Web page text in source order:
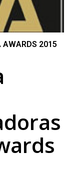
AWARDS 2015